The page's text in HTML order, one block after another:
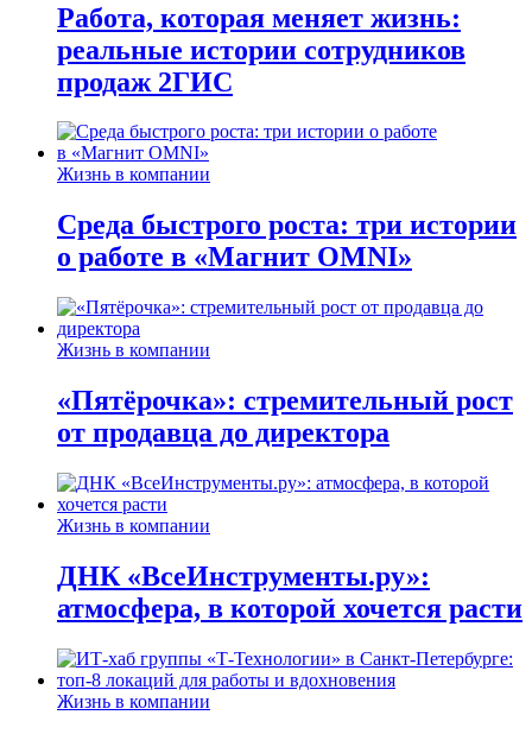
Работа, которая меняет жизнь:
реальные истории сотрудников
продаж 2ГИС
Жизнь в компании
Среда быстрого роста: три истории
о работе в «Магнит OMNI»
Жизнь в компании
«Пятёрочка»: стремительный рост
от продавца до директора
Жизнь в компании
ДНК «ВсеИнструменты.ру»:
атмосфера, в которой хочется расти
Жизнь в компании